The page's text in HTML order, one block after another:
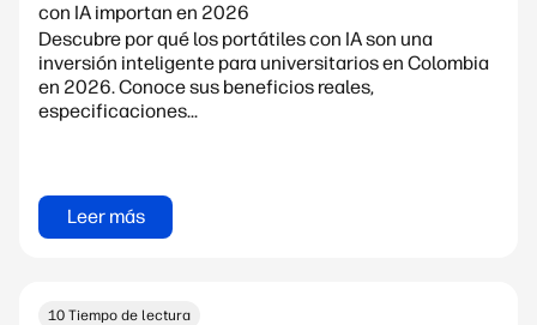
con IA importan en 2026
Descubre por qué los portátiles con IA son una
inversión inteligente para universitarios en Colombia
en 2026. Conoce sus beneficios reales,
especificaciones...
Leer más
10 Tiempo de lectura